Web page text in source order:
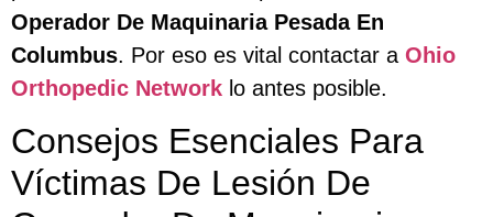
Operador De Maquinaria Pesada En
Columbus. Por eso es vital contactar a Ohio
Orthopedic Network lo antes posible.
Consejos Esenciales Para
Víctimas De Lesión De